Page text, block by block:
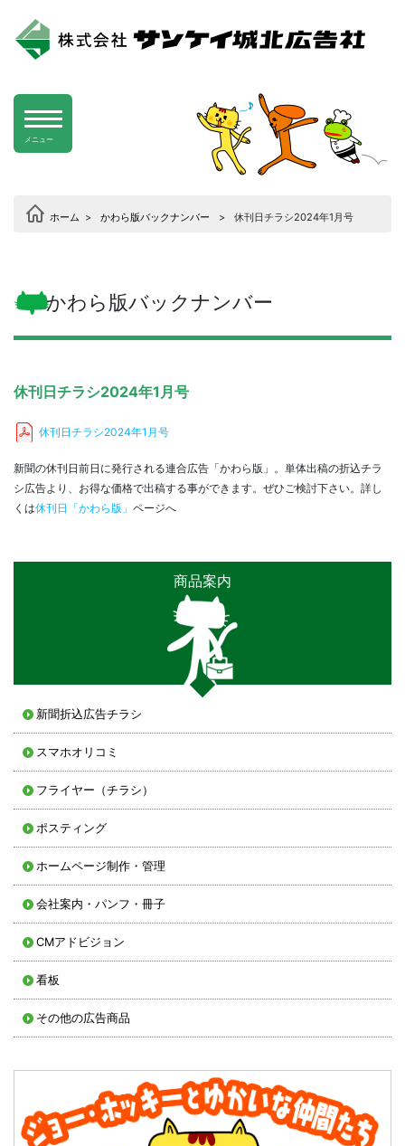
メニュー
ホーム > かわら版バックナンバー > 休刊日チラシ2024年1月号
かわら版バックナンバー
休刊日チラシ2024年1月号
休刊日チラシ2024年1月号
新聞の休刊日前日に発行される連合広告「かわら版」。単体出稿の折込チラ
シ広告より、お得な価格で出稿する事ができます。ぜひご検討下さい。詳し
くは休刊日「かわら版」 ページへ
商品案内
新聞折込広告チラシ
スマホオリコミ
フライヤー（チラシ）
ポスティング
ホームページ制作・管理
会社案内・パンフ・冊子
CMアドビジョン
看板
その他の広告商品